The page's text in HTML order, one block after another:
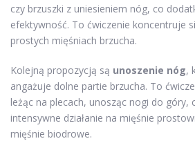
czy brzuszki z uniesieniem nóg, co
efektywność. To ćwiczenie koncentruje
prostych mięśniach brzucha.
Kolejną propozycją są unoszenie nóg,
angażuje dolne partie brzucha. To
leżąc na plecach, unosząc nogi do góry,
intensywne działanie na mięśnie
mięśnie biodrowe.